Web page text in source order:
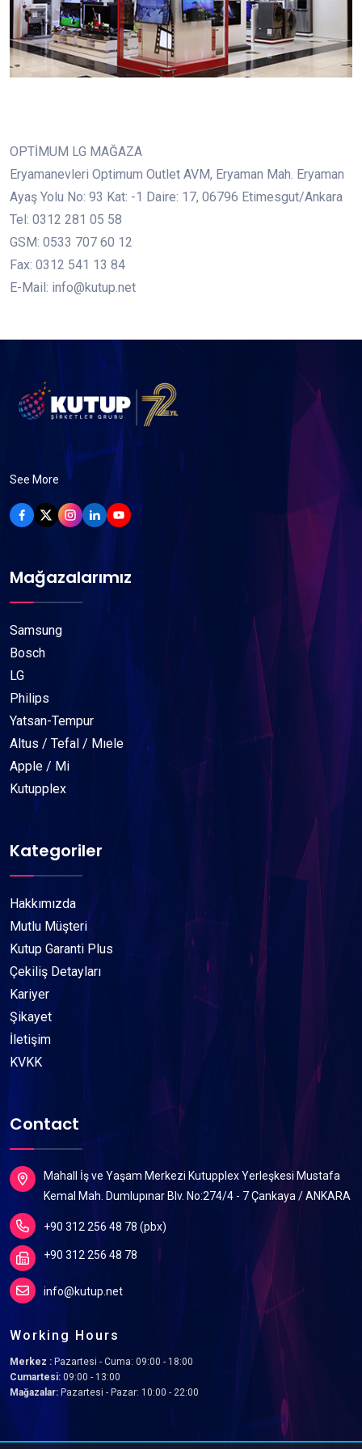
OPTİMUM LG MAĞAZA
Eryamanevleri Optimum Outlet AVM, Eryaman Mah. Eryaman
Ayaş Yolu No: 93 Kat: -1 Daire: 17, 06796 Etimesgut/Ankara
Tel: 0312 281 05 58
GSM: 0533 707 60 12
Fax: 0312 541 13 84
E-Mail: info@kutup.net
See More
Mağazalarımız
Samsung
Bosch
LG
Philips
Yatsan-Tempur
Altus / Tefal / Mıele
Apple / Mi
Kutupplex
Kategoriler
Hakkımızda
Mutlu Müşteri
Kutup Garanti Plus
Çekiliş Detayları
Kariyer
Şikayet
İletişim
KVKK
Contact
Mahall İş ve Yaşam Merkezi Kutupplex Yerleşkesi Mustafa
Kemal Mah. Dumlupınar Blv. No:274/4 - 7 Çankaya / ANKARA
+90 312 256 48 78 (pbx)
+90 312 256 48 78
info@kutup.net
Working Hours
Merkez : Pazartesi - Cuma: 09:00 - 18:00
Cumartesi: 09:00 - 13:00
Mağazalar: Pazartesi - Pazar: 10:00 - 22:00